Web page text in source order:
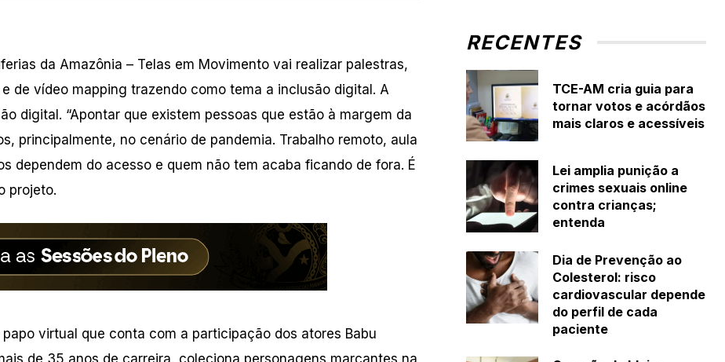
da Amazônia – Telas em Movimento vai realizar palestras,
de vídeo mapping trazendo como tema a inclusão digital. A
digital. “Apontar que existem pessoas que estão à margem da
principalmente, no cenário de pandemia. Trabalho remoto, aula
dependem do acesso e quem não tem acaba ficando de fora. É
projeto.
virtual que conta com a participação dos atores Babu
de 35 anos de carreira, coleciona personagens marcantes na
RECENTES
TCE-AM cria guia para
tornar votos e acórdãos
mais claros e acessíveis
Lei amplia punição a
crimes sexuais online
contra crianças;
entenda
Dia de Prevenção ao
Colesterol: risco
cardiovascular depende
do perfil de cada
paciente